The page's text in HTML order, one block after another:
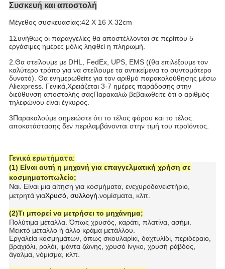
Συσκευή και αποστολή
Μέγεθος συσκευασίας:42 X 16 X 32cm
1Συνήθως οι παραγγελίες θα αποστέλλονται σε περίπου 5
εργάσιμες ημέρες μόλις ληφθεί η πληρωμή.
2.Θα στείλουμε με DHL, FedEx, UPS, EMS ((θα επιλέξουμε τον
καλύτερο τρόπο για να στείλουμε τα αντικείμενα το συντομότερο
δυνατό). Θα ενημερωθείτε για τον αριθμό παρακολούθησης μέσω
Aliexpress. Γενικά,Χρειάζεται 3-7 ημέρες παράδοσης στην
διεύθυνση αποστολής σαςΠαρακαλώ βεβαιωθείτε ότι ο αριθμός
τηλεφώνου είναι έγκυρος.
3Παρακαλούμε σημειώστε ότι το τέλος φόρου και το τέλος
αποκατάστασης δεν περιλαμβάνονται στην τιμή του προϊόντος.
Γενικά ερωτήματα:
(1) Είναι αυτή η μηχανή για επαγγελματική χρήση σε
κοσμηματοπωλείο;
Ναι. Είναι μια αίτηση για κοσμήματα, ενεχυροδανειστήριο,
μετρητά γιαΧρυσό, συλλογή. νομίσματα, κλπ.
(2)Τι μπορεί να μετρήσει το μηχάνημα;
Πολύτιμα μέταλλα. Όπως χρυσός, καράτι, πλατίνα, ασήμι.
Μεικτό μέταλλο ή άλλο κράμα μετάλλου.
Εργαλεία κοσμημάτων, όπως σκουλαρίκι, δαχτυλίδι, περιδέραιο,
βραχιόλι, ρολόι, ιμάντα ζώνης, χρυσό ίνγκο, χρυσή ράβδος,
άγαλμα, νόμισμα, κλπ.